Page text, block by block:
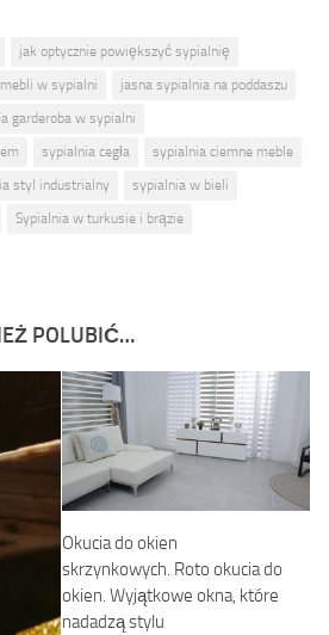
jak optycznie powiększyć sypialnię
w sypialni
jasna sypialnia na poddaszu
garderoba w sypialni
sypialnia cegła
sypialnia ciemne meble
styl industrialny
sypialnia w bieli
Sypialnia w turkusie i brązie
POLUBIĆ…
Okucia do okien
skrzynkowych. Roto okucia do
okien. Wyjątkowe okna, które
nadadzą stylu